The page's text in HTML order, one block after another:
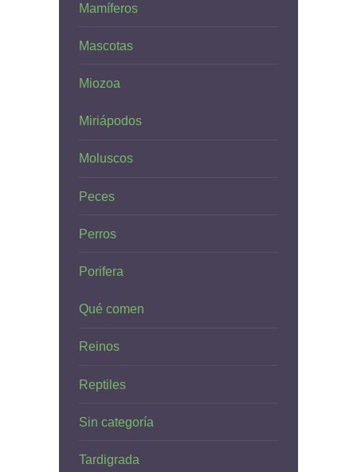
Mamíferos
Mascotas
Miozoa
Miriápodos
Moluscos
Peces
Perros
Porifera
Qué comen
Reinos
Reptiles
Sin categoría
Tardigrada